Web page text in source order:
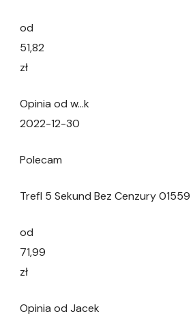
od
51,82
zł
Opinia od w…k
2022-12-30
Polecam
Trefl 5 Sekund Bez Cenzury 01559
od
71,99
zł
Opinia od Jacek